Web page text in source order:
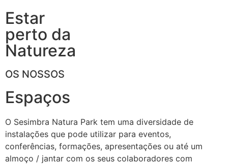
Estar
perto da
Natureza
OS NOSSOS
Espaços
O Sesimbra Natura Park tem uma diversidade de
instalações que pode utilizar para eventos,
conferências, formações, apresentações ou até um
almoço / jantar com os seus colaboradores com